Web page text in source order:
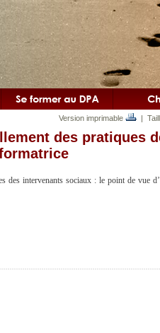
Version imprimable |
des pratiques
des intervenants sociaux : le point de vue